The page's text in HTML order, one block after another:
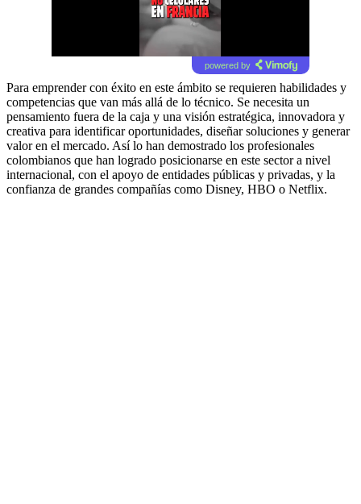
powered by
Para emprender con éxito en este ámbito se requieren habilidades y
competencias que van más allá de lo técnico. Se necesita un
pensamiento fuera de la caja y una visión estratégica, innovadora y
creativa para identificar oportunidades, diseñar soluciones y generar
valor en el mercado. Así lo han demostrado los profesionales
colombianos que han logrado posicionarse en este sector a nivel
internacional, con el apoyo de entidades públicas y privadas, y la
confianza de grandes compañías como Disney, HBO o Netflix.